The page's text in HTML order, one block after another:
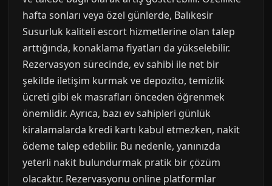
hafta sonları veya özel günlerde, Balıkesir
Susurluk kaliteli escort hizmetlerine olan talep
arttığında, konaklama fiyatları da yükselebilir.
Rezervasyon sürecinde, ev sahibi ile net bir
şekilde iletişim kurmak ve depozito, temizlik
ücreti gibi ek masrafları önceden öğrenmek
önemlidir. Ayrıca, bazı ev sahipleri günlük
kiralamalarda kredi kartı kabul etmezken, nakit
ödeme talep edebilir. Bu nedenle, yanınızda
yeterli nakit bulundurmak pratik bir çözüm
olacaktır. Rezervasyonu online platformlar